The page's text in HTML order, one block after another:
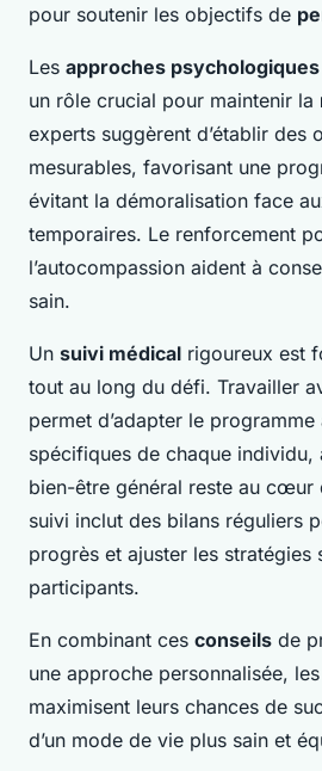
pour soutenir les objectifs de
Les approches psychologiques
un rôle crucial pour maintenir la
experts suggèrent d’établir des
mesurables, favorisant une
évitant la démoralisation face
temporaires. Le renforcement
l’autocompassion aident à
sain.
Un suivi médical rigoureux est
tout au long du défi. Travailler
permet d’adapter le
spécifiques de chaque individu,
bien-être général reste au cœur
suivi inclut des bilans réguliers
progrès et ajuster les stratégies
participants.
En combinant ces conseils de
une approche personnalisée,
maximisent leurs chances de
d’un mode de vie plus sain et